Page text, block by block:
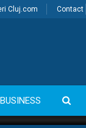
Cluj.com Contact
BUSINESS